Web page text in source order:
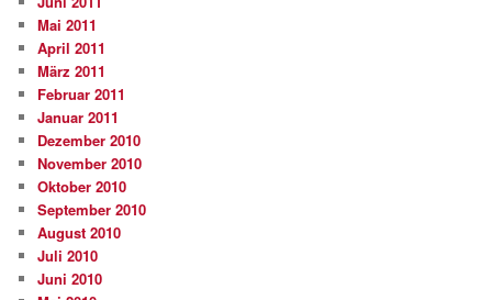
Mai 2011
April 2011
März 2011
Februar 2011
Januar 2011
Dezember 2010
November 2010
Oktober 2010
September 2010
August 2010
Juli 2010
Juni 2010